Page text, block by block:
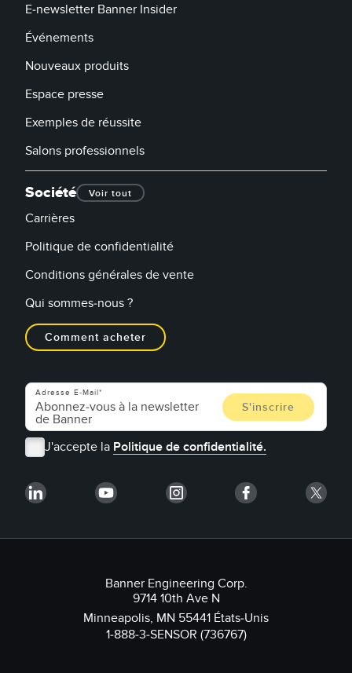
E-newsletter Banner Insider
Événements
Nouveaux produits
Espace presse
Exemples de réussite
Salons professionnels
Société Voir tout
Carrières
Politique de confidentialité
Conditions générales de vente
Qui sommes-nous ?
Comment acheter
Adresse E-Mail
J'accepte la Politique de confidentialité.
Banner Engineering Corp.
9714 10th Ave N
Minneapolis, MN 55441 États-Unis
1-888-3-SENSOR (736767)